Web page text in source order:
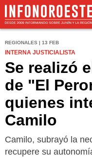
REGIONALES | 13 FEB
INTERNA JUSTICIALISTA
Se realizó
de "El
quienes
Camilo
Camilo, subrayó la
recupere su